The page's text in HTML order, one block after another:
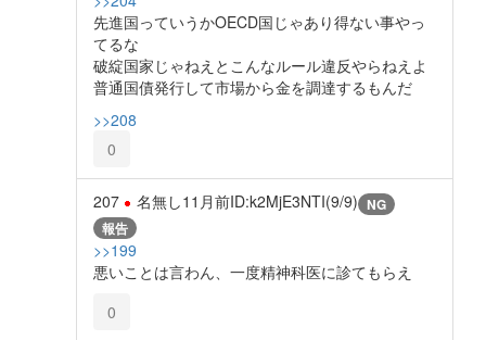
先進国っていうかOECD国じゃあり得ない事やっ
てるな
破綻国家じゃねえとこんなルール違反やらねえよ
普通国債発行して市場から金を調達するもんだ
>>208
0
207 名無し11月前ID:k2MjE3NTI(9/9) NG
報告
>>199
悪いことは言わん、一度精神科医に診てもらえ
0